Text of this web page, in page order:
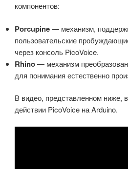
компонентов:
Porcupine— механизм,
пользовательские
через консоль PicoVoice.
Rhino— механизм
для понимания естественно
В видео, представленном ниже,
действии PicoVoice на Arduino.